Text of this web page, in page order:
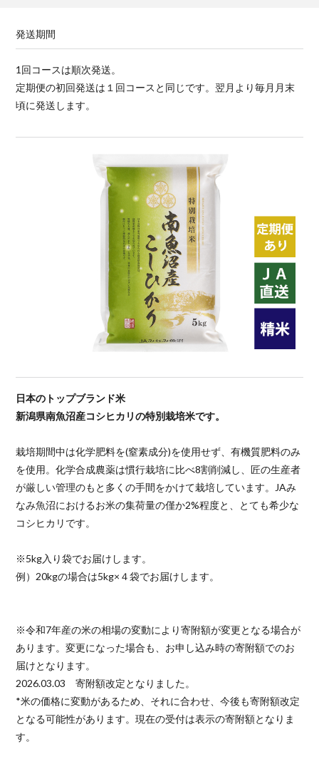
発送期間
1回コースは順次発送。
定期便の初回発送は１回コースと同じです。翌月より毎月月末
頃に発送します。
日本のトップブランド米
新潟県南魚沼産コシヒカリの特別栽培米です。
栽培期間中は化学肥料を(窒素成分)を使用せず、有機質肥料のみ
を使用。化学合成農薬は慣行栽培に比べ8割削減し、匠の生産者
が厳しい管理のもと多くの手間をかけて栽培しています。JAみ
なみ魚沼におけるお米の集荷量の僅か2%程度と、とても希少な
コシヒカリです。
※5kg入り袋でお届けします。
例）20kgの場合は5kg×４袋でお届けします。
※令和7年産の米の相場の変動により寄附額が変更となる場合が
あります。変更になった場合も、お申し込み時の寄附額でのお
届けとなります。
2026.03.03 寄附額改定となりました。
*米の価格に変動があるため、それに合わせ、今後も寄附額改定
となる可能性があります。現在の受付は表示の寄附額となりま
す。